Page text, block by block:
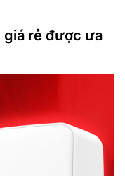
giá rẻ được ưa